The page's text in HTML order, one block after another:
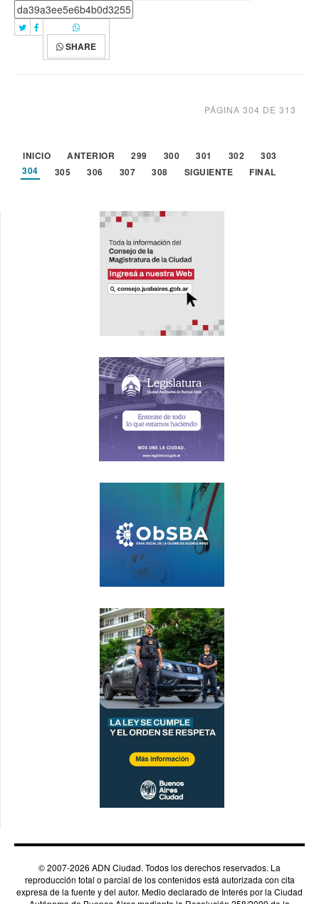
SHARE
PÁGINA 304 DE 313
INICIO ANTERIOR 299 300 301 302
303
304
305 306 307 308 SIGUIENTE FINAL
© 2007-2026 ADN Ciudad. Todos los derechos reservados. La
reproducción total o parcial de los contenidos está autorizada con cita
expresa de la fuente y del autor. Medio declarado de Interés por la Ciudad